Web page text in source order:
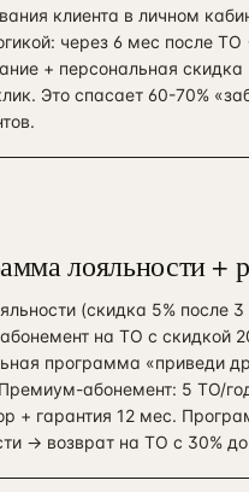
клиента в личном
через 6 мес после
+ персональная
Это спасает 60-70%
лояльности +
(скидка 5% после 3
на ТО с скидкой
программа «приведи
абонемент: 5 ТО/
+ гарантия 12 мес.
→ возврат на ТО с 30% до